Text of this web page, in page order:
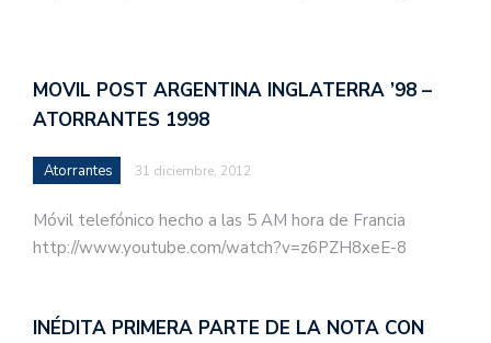
MOVIL POST ARGENTINA INGLATERRA ’98 –
ATORRANTES 1998
Atorrantes 31 diciembre, 2012
Móvil telefónico hecho a las 5 AM hora de Francia
http://www.youtube.com/watch?v=z6PZH8xeE-8
INÉDITA PRIMERA PARTE DE LA NOTA CON